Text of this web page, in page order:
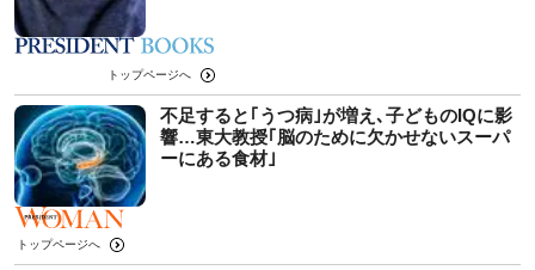
トップページへ
不足すると｢うつ病｣が増え､子どものIQに影
響…東大教授｢脳のために欠かせないスーパ
ーにある食材｣
トップページへ